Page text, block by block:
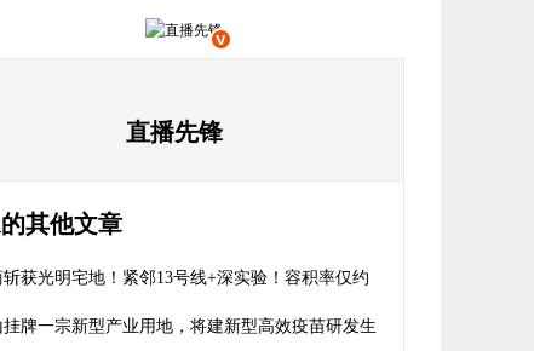
直播先锋
其他文章
斩获光明宅地！紧邻13号线+深实验！容积率仅约
挂牌一宗新型产业用地，将建新型高效疫苗研发生